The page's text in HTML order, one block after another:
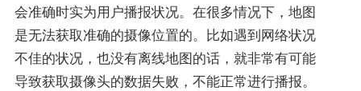
会准确时实为用户播报状况。在很多情况下，地图
是无法获取准确的摄像位置的。比如遇到网络状况
不佳的状况，也没有离线地图的话，就非常有可能
导致获取摄像头的数据失败，不能正常进行播报。